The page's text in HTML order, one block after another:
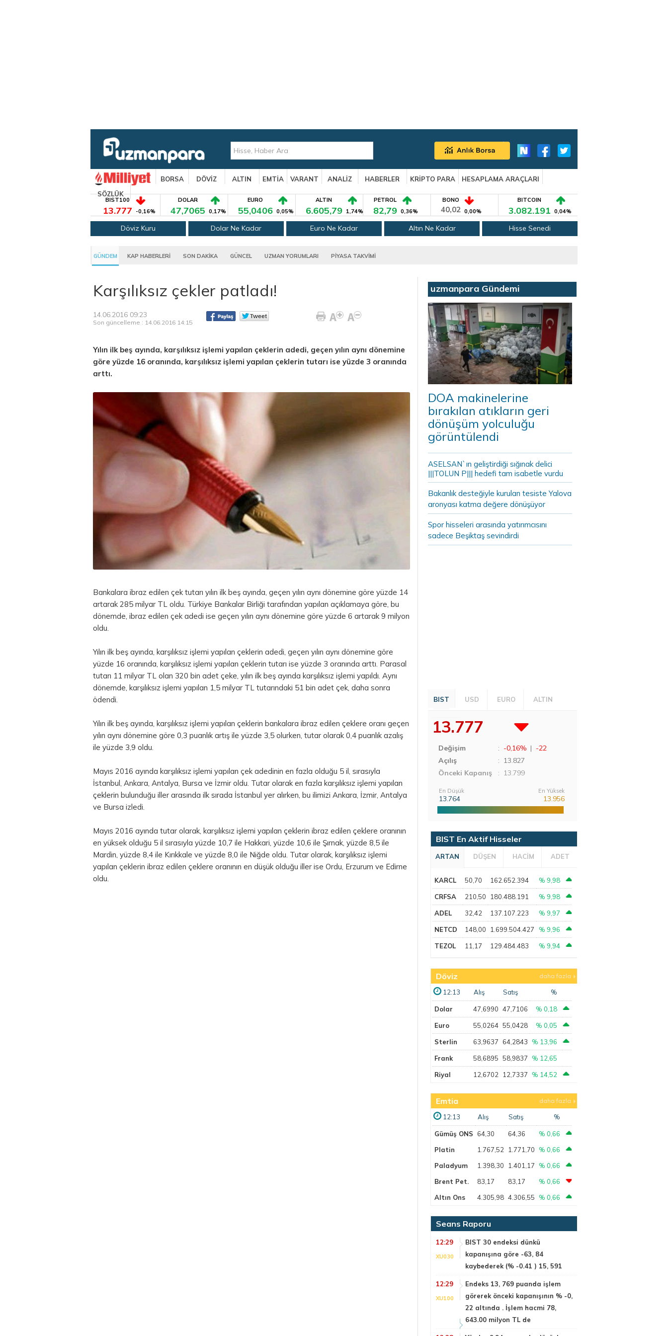
BORSA DÖVİZ ALTIN EMTİA VARANT ANALİZ HABERLER KRİPTO PARA
HESAPLAMA ARAÇLARI
SÖZLÜK
BIST100
13.777 -0,16%
DOLAR
47,7065 0,17%
EURO
55,0406 0,05%
ALTIN
6.605,79 1,74%
PETROL
82,79 0,36%
BONO
40,02 0,00%
BITCOIN
3.082.191 0,04%
Döviz Kuru Dolar Ne Kadar Euro Ne Kadar Altın Ne Kadar Hisse Senedi
GÜNDEM KAP HABERLERİ SON DAKİKA GÜNCEL UZMAN YORUMLARI PİYASA TAKVİMİ
Karşılıksız çekler patladı!
14.06.2016 09:23
Son güncelleme : 14.06.2016 14:15
Yılın ilk beş ayında, karşılıksız işlemi yapılan çeklerin adedi, geçen yılın aynı dönemine
göre yüzde 16 oranında, karşılıksız işlemi yapılan çeklerin tutarı ise yüzde 3 oranında
arttı.
Bankalara ibraz edilen çek tutarı yılın ilk beş ayında, geçen yılın aynı dönemine göre yüzde 14
artarak 285 milyar TL oldu. Türkiye Bankalar Birliği tarafından yapılan açıklamaya göre, bu
dönemde, ibraz edilen çek adedi ise geçen yılın aynı dönemine göre yüzde 6 artarak 9 milyon
oldu.
Yılın ilk beş ayında, karşılıksız işlemi yapılan çeklerin adedi, geçen yılın aynı dönemine göre
yüzde 16 oranında, karşılıksız işlemi yapılan çeklerin tutarı ise yüzde 3 oranında arttı. Parasal
tutarı 11 milyar TL olan 320 bin adet çeke, yılın ilk beş ayında karşılıksız işlemi yapıldı. Aynı
dönemde, karşılıksız işlemi yapılan 1,5 milyar TL tutarındaki 51 bin adet çek, daha sonra
ödendi.
Yılın ilk beş ayında, karşılıksız işlemi yapılan çeklerin bankalara ibraz edilen çeklere oranı geçen
yılın aynı dönemine göre 0,3 puanlık artış ile yüzde 3,5 olurken, tutar olarak 0,4 puanlık azalış
ile yüzde 3,9 oldu.
Mayıs 2016 ayında karşılıksız işlemi yapılan çek adedinin en fazla olduğu 5 il, sırasıyla
İstanbul, Ankara, Antalya, Bursa ve İzmir oldu. Tutar olarak en fazla karşılıksız işlemi yapılan
çeklerin bulunduğu iller arasında ilk sırada İstanbul yer alırken, bu ilimizi Ankara, İzmir, Antalya
ve Bursa izledi.
Mayıs 2016 ayında tutar olarak, karşılıksız işlemi yapılan çeklerin ibraz edilen çeklere oranının
en yüksek olduğu 5 il sırasıyla yüzde 10,7 ile Hakkari, yüzde 10,6 ile Şırnak, yüzde 8,5 ile
Mardin, yüzde 8,4 ile Kırıkkale ve yüzde 8,0 ile Niğde oldu. Tutar olarak, karşılıksız işlemi
yapılan çeklerin ibraz edilen çeklere oranının en düşük olduğu iller ise Ordu, Erzurum ve Edirne
oldu.
uzmanpara Gündemi
DOA makinelerine
bırakılan atıkların geri
dönüşüm yolculuğu
görüntülendi
ASELSAN`ın geliştirdiği sığınak delici
|||TOLUN P||| hedefi tam isabetle vurdu
Bakanlık desteğiyle kurulan tesiste Yalova
aronyası katma değere dönüşüyor
Spor hisseleri arasında yatırımcısını
sadece Beşiktaş sevindirdi
BIST USD EURO ALTIN
13.777
Değişim : -0,16% | -22
Açılış
: 13.827
Önceki Kapanış
: 13.799
En Düşük
13.764
En Yüksek
13.956
BIST En Aktif Hisseler
ARTAN DÜŞEN HACİM ADET
KARCL 50,70 162.652.394 % 9,98
CRFSA 210,50 180.488.191 % 9,98
ADEL 32,42 137.107.223 % 9,97
NETCD 148,00 1.699.504.427 % 9,96
TEZOL 11,17 129.484.483 % 9,94
Döviz daha fazla
12:13 Alış Satış %
Dolar 47,6990 47,7106 % 0,18
Euro 55,0264 55,0428 % 0,05
Sterlin 63,9637 64,2843 % 13,96
Frank 58,6895 58,9837 % 12,65
Riyal 12,6702 12,7337 % 14,52
Emtia daha fazla
12:13 Alış Satış %
Gümüş ONS 64,30 64,36
% 0,66
Platin
1.767,52 1.771,70
% 0,66
Paladyum
1.398,30 1.401,17
% 0,66
Brent Pet.
83,17 83,17
% 0,66
Altın Ons
4.305,98 4.306,55 % 0,66
Seans Raporu
12:29
XU030
BIST 30 endeksi dünkü
kapanışına göre -63, 84
kaybederek (% -0.41 ) 15, 591
12:29
XU100
Endeks 13, 769 puanda işlem
görerek önceki kapanışının % -0,
22 altında . İşlem hacmi 78,
643.00 milyon TL de